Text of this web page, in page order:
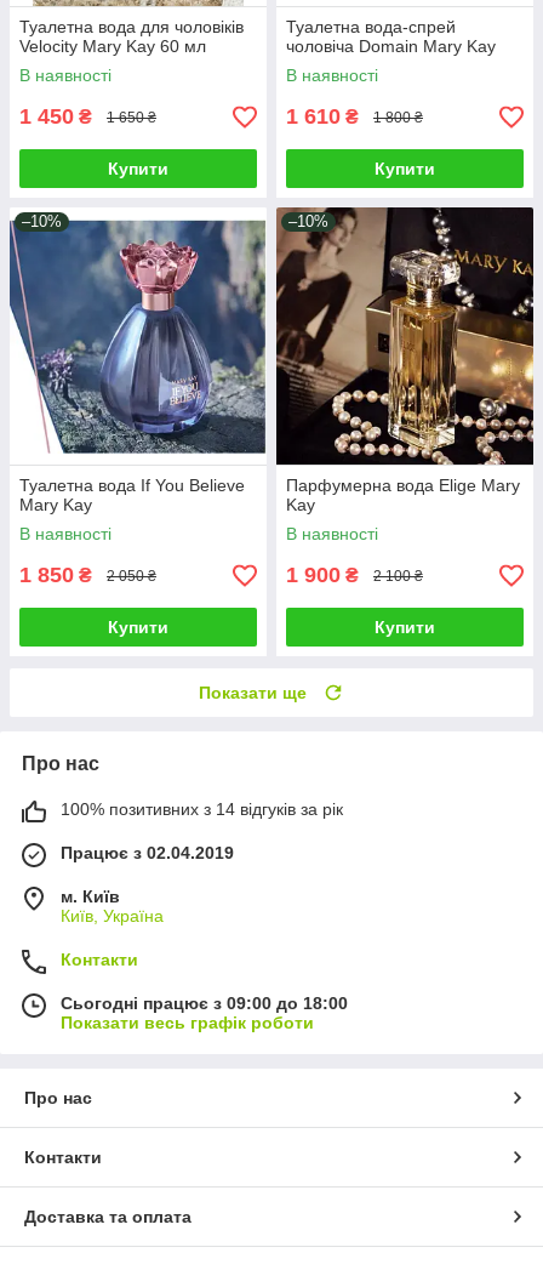
Туалетна вода для чоловіків
Velocity Mary Kay 60 мл
В наявності
1 450 ₴ 1 650 ₴
Купити
Туалетна вода-спрей
чоловіча Domain Mary Kay
В наявності
1 610 ₴ 1 800 ₴
Купити
–10%
Туалетна вода If You Believe
Mary Kay
В наявності
1 850 ₴ 2 050 ₴
Купити
–10%
Парфумерна вода Elige Mary
Kay
В наявності
1 900 ₴ 2 100 ₴
Купити
Показати ще
Про нас
100% позитивних з 14 відгуків за рік
Працює з 02.04.2019
м. Київ
Київ, Україна
Контакти
Сьогодні працює з 09:00 до 18:00
Показати весь графік роботи
Про нас
Контакти
Доставка та оплата